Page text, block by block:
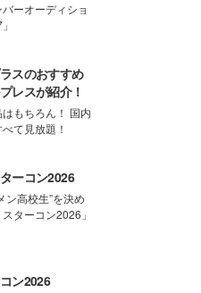
ーオーディショ
スのおすすめ
レスが紹介！
もちろん！ 国内
て見放題！
ーコン2026
ン高校生”を決め
ターコン2026」
ン2026